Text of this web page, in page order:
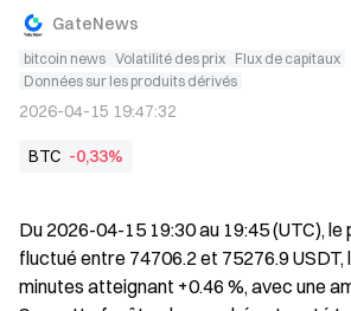
GateNews
bitcoin news Volatilité des prix Flux de capitaux
Données sur les produits dérivés
2026-04-15 19:47:32
BTC -0,33%
Du 2026-04-15 19:30 au 19:45 (UTC), le
fluctué entre 74706.2 et 75276.9
minutes atteignant +0.46 %, avec une